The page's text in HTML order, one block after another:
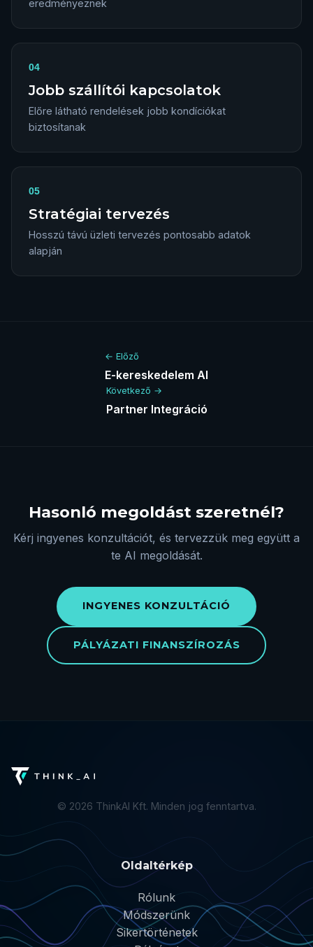
eredményeznek
04
Jobb szállítói kapcsolatok
Előre látható rendelések jobb kondíciókat
biztosítanak
05
Stratégiai tervezés
Hosszú távú üzleti tervezés pontosabb adatok
alapján
← Előző
E-kereskedelem AI
Következő →
Partner Integráció
Hasonló megoldást szeretnél?
Kérj ingyenes konzultációt, és tervezzük meg együtt a
te AI megoldását.
INGYENES KONZULTÁCIÓ
PÁLYÁZATI FINANSZÍROZÁS
© 2026 ThinkAI Kft. Minden jog fenntartva.
Oldaltérkép
Rólunk
Módszerünk
Sikertörténetek